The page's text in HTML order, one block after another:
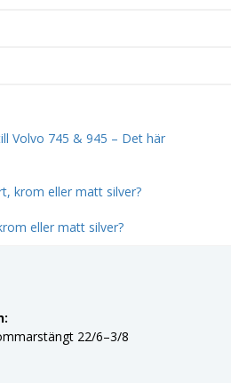
Volvo 745 & 945 – Det här
krom eller matt silver?
eller matt silver?
22/6–3/8